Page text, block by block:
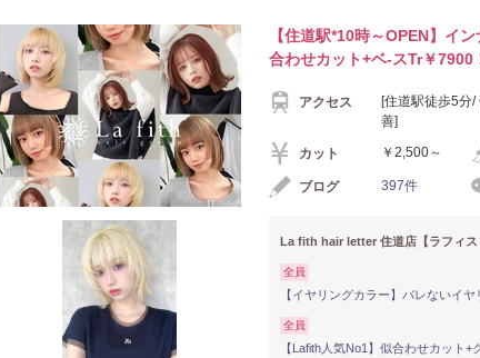
【住道駅*10時～OPEN】イ
合わせカット+ベ-スTr￥7900
アクセス
[住道駅徒歩5分/
善]
カット ￥2,500～
ブログ 397件
La fith hair letter 住道店【ラフィ
全員
【イヤリングカラー】バレないイ
全員
【Lafith人気No1】似合わせカット